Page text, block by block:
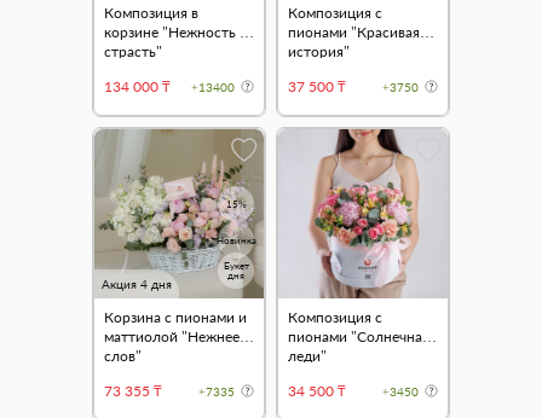
Композиция в
корзине "Нежность и
страсть"
134 000 ₸
+13400
Композиция с
пионами "Красивая
история"
37 500 ₸
+3750
Акция 4 дня
15%
Новинка
Букет
дня
Корзина с пионами и
маттиолой "Нежнее
слов"
73 355 ₸
+7335
Композиция с
пионами "Солнечная
леди"
34 500 ₸
+3450